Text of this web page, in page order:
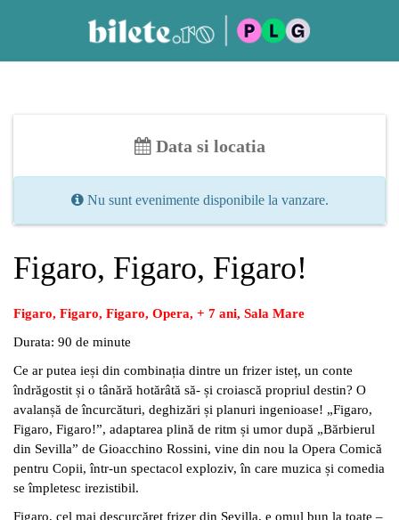
Data si locatia
Nu sunt evenimente disponibile la vanzare.
Figaro, Figaro, Figaro!
Figaro, Figaro, Figaro, Opera, + 7 ani, Sala Mare
Durata: 90 de minute
Ce ar putea ieși din combinația dintre un frizer isteț, un conte
îndrăgostit și o tânără hotărâtă să- și croiască propriul destin? O
avalanșă de încurcături, deghizări și planuri ingenioase! „Figaro,
Figaro, Figaro!”, adaptarea plină de ritm și umor după „Bărbierul
din Sevilla” de Gioacchino Rossini, vine din nou la Opera Comică
pentru Copii, într-un spectacol exploziv, în care muzica și comedia
se împletesc irezistibil.
Figaro, cel mai descurcăreț frizer din Sevilla, e omul bun la toate –